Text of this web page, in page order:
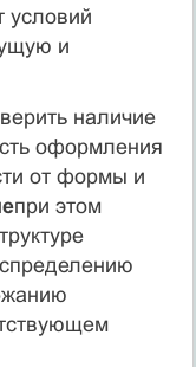
условий
и
наличие
оформления
от формы и
при этом